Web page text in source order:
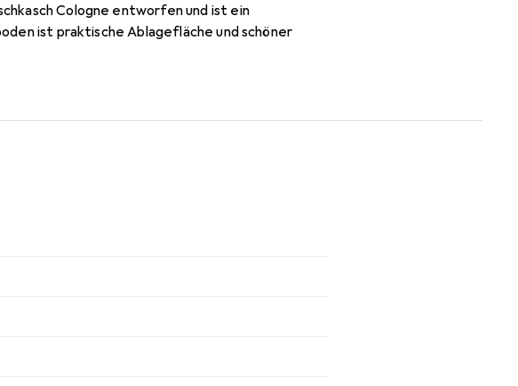
Cologne entworfen und ist ein
ist praktische Ablagefläche und schöner